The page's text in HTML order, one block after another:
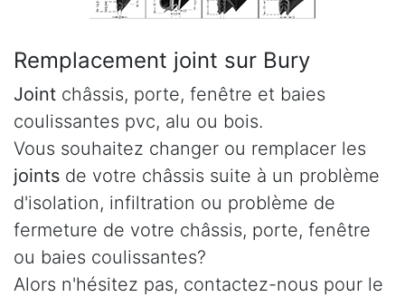
Remplacement joint sur Bury
Joint châssis, porte, fenêtre et baies
coulissantes pvc, alu ou bois.
Vous souhaitez changer ou remplacer les
joints de votre châssis suite à un problème
d'isolation, infiltration ou problème de
fermeture de votre châssis, porte, fenêtre
ou baies coulissantes?
Alors n'hésitez pas, contactez-nous pour le